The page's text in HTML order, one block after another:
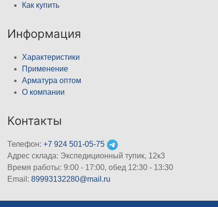
Как купить
Информация
Характеристики
Применение
Арматура оптом
О компании
Контакты
Телефон: +7 924 501-05-75
Адрес склада: Экспедиционный тупик, 12к3
Время работы: 9:00 - 17:00, обед 12:30 - 13:30
Email: 89993132280@mail.ru